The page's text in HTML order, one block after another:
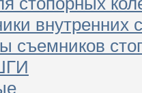
внутренних
съемников